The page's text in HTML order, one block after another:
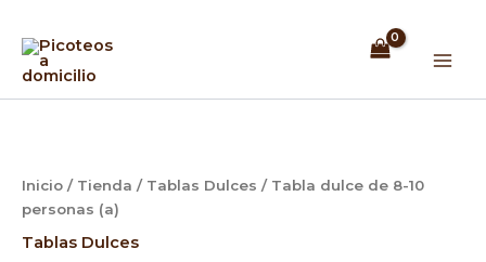
contenido
Inicio / Tienda / Tablas Dulces / Tabla dulce de 8-10
personas (a)
Tablas Dulces
10
personas
(a)